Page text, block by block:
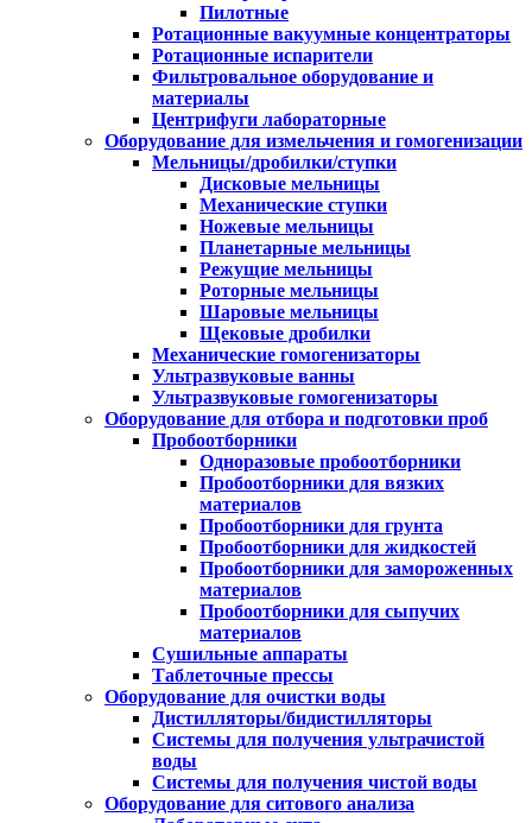
Пилотные
Ротационные вакуумные концентраторы
Ротационные испарители
Фильтровальное оборудование и
материалы
Центрифуги лабораторные
Оборудование для измельчения и гомогенизации
Мельницы/дробилки/ступки
Дисковые мельницы
Механические ступки
Ножевые мельницы
Планетарные мельницы
Режущие мельницы
Роторные мельницы
Шаровые мельницы
Щековые дробилки
Механические гомогенизаторы
Ультразвуковые ванны
Ультразвуковые гомогенизаторы
Оборудование для отбора и подготовки проб
Пробоотборники
Одноразовые пробоотборники
Пробоотборники для вязких
материалов
Пробоотборники для грунта
Пробоотборники для жидкостей
Пробоотборники для замороженных
материалов
Пробоотборники для сыпучих
материалов
Сушильные аппараты
Таблеточные прессы
Оборудование для очистки воды
Дистилляторы/бидистилляторы
Системы для получения ультрачистой
воды
Системы для получения чистой воды
Оборудование для ситового анализа